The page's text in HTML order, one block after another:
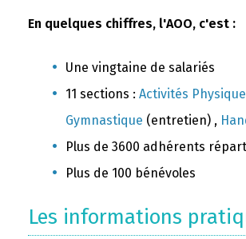
En quelques chiffres, l'AOO, c'est :
Une vingtaine de salariés
11 sections : Activités
Gymnastique (entretien) ,
Plus de 3600 adhérents
Plus de 100 bénévoles
Les informations